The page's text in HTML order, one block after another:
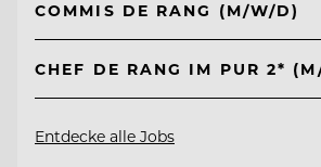
COMMIS DE RANG (M/W/D)
CHEF DE RANG IM PUR 2*
Entdecke alle Jobs